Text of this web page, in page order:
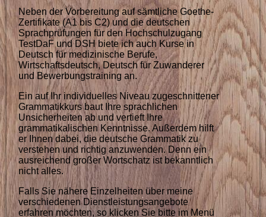
Neben der Vorbereitung auf sämtliche Goethe-
Zertifikate (A1 bis C2) und die deutschen
Sprachprüfungen für den Hochschulzugang
TestDaF und DSH biete ich auch Kurse in
Deutsch für medizinische Berufe,
Wirtschaftsdeutsch, Deutsch für Zuwanderer
und Bewerbungstraining an.
Ein auf Ihr individuelles Niveau zugeschnittener
Grammatikkurs baut Ihre sprachlichen
Unsicherheiten ab und vertieft Ihre
grammatikalischen Kenntnisse. Außerdem hilft
er Ihnen dabei, die deutsche Grammatik zu
verstehen und richtig anzuwenden. Denn ein
ausreichend großer Wortschatz ist bekanntlich
nicht alles.
Falls Sie nähere Einzelheiten über meine
verschiedenen Dienstleistungsangebote
erfahren möchten, so klicken Sie bitte im Menü